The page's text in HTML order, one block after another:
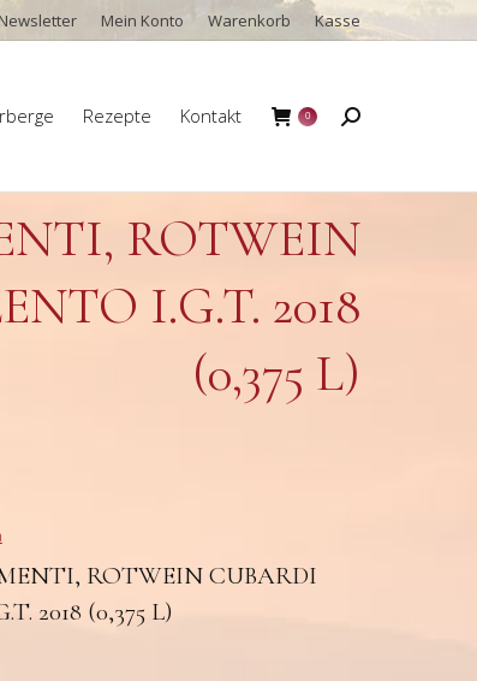
Mein Konto Warenkorb Kasse
Rezepte Kontakt 0 Search:
ROTWEIN
I.G.T. 2018
(0,375 L)
ROTWEIN CUBARDI
2018 (0,375 L)